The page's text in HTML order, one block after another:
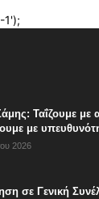
Ταΐζουμε με
με
2026
σε Γενική